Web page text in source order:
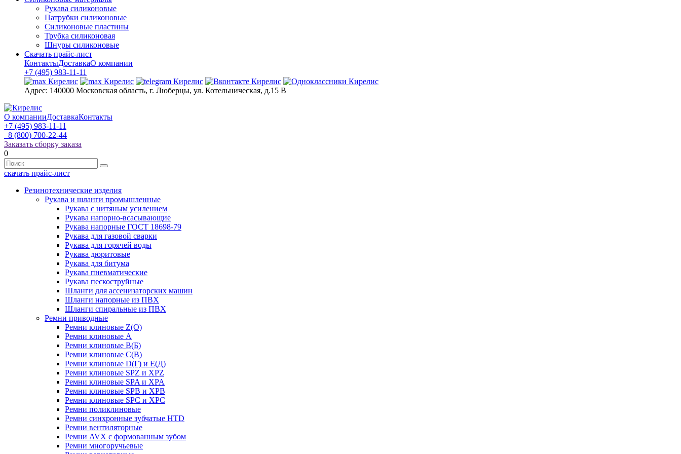
Рукава силиконовые
Патрубки силиконовые
Силиконовые пластины
Трубка силиконовая
Шнуры силиконовые
Скачать прайс-лист
КонтактыДоставкаО компании
+7 (495) 983-11-11
Адрес: 140000 Московская область, г. Люберцы, ул. Котельническая, д.15 В
О компанииДоставкаКонтакты
+7 (495) 983-11-11
8 (800) 700-22-44
Заказать сборку заказа
0
скачать прайс-лист
Резинотехнические изделия
Рукава и шланги промышленные
Рукава с нитяным усилением
Рукава напорно-всасывающие
Рукава напорные ГОСТ 18698-79
Рукава для газовой сварки
Рукава для горячей воды
Рукава дюритовые
Рукава для битума
Рукава пневматические
Рукава пескоструйные
Шланги для ассенизаторских машин
Шланги напорные из ПВХ
Шланги спиральные из ПВХ
Ремни приводные
Ремни клиновые Z(О)
Ремни клиновые А
Ремни клиновые В(Б)
Ремни клиновые С(В)
Ремни клиновые D(Г) и Е(Д)
Ремни клиновые SPZ и XPZ
Ремни клиновые SPA и XPA
Ремни клиновые SPB и XPB
Ремни клиновые SPC и XPC
Ремни поликлиновые
Ремни синхронные зубчатые HTD
Ремни вентиляторные
Ремни AVX с формованным зубом
Ремни многоручьевые